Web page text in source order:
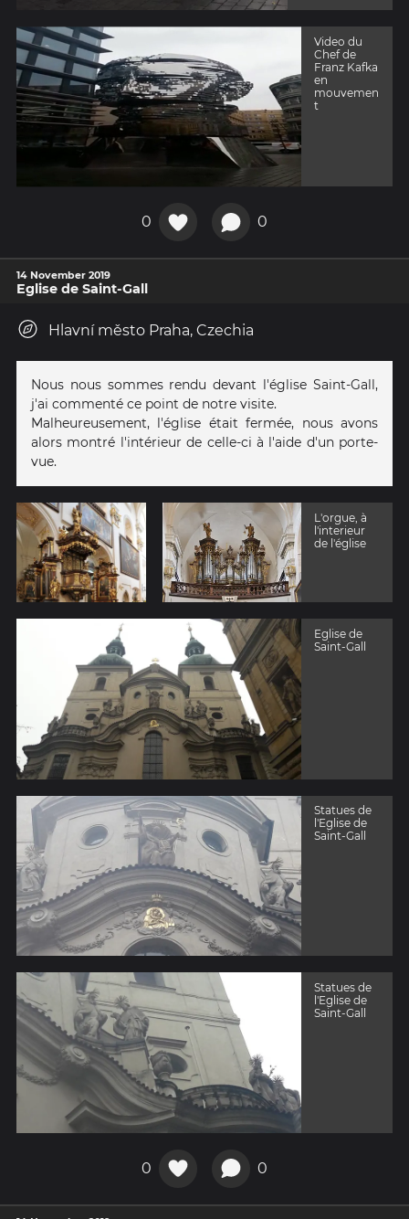
Video du
Chef de
Franz Kafka
en
mouvemen
t
0 0
14 November 2019
Eglise de Saint-Gall
Hlavní město Praha, Czechia
Nous nous sommes rendu devant l'église Saint-Gall,
j'ai commenté ce point de notre visite.
Malheureusement, l'église était fermée, nous avons
alors montré l'intérieur de celle-ci à l'aide d'un porte-
vue.
L'orgue, à
l'interieur
de l'église
Eglise de
Saint-Gall
Statues de
l'Eglise de
Saint-Gall
Statues de
l'Eglise de
Saint-Gall
0 0